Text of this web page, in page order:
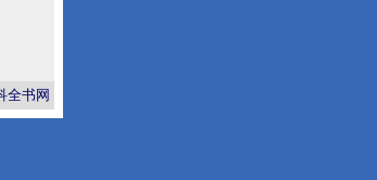
全书网